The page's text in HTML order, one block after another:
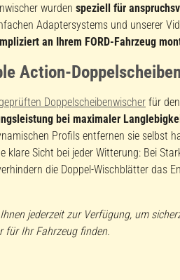
wurden speziell für
Adaptersystems und unserer
an Ihrem FORD-Fahrzeug
Action-
Doppelscheibenwischer für
bei maximaler
Profils entfernen sie selbst
klare Sicht bei jeder Witterung: Bei
die Doppel-Wischblätter das
jederzeit zur Verfügung, um
für Ihr Fahrzeug finden.